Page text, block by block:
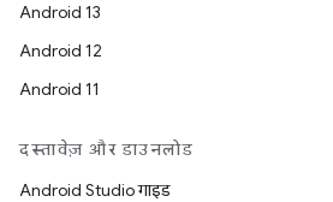
Android 13
Android 12
Android 11
दस्तावेज़ और डाउनलोड
Android Studio गाइड